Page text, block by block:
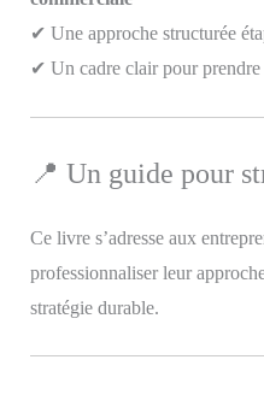
✔ Une approche structurée
✔ Un cadre clair pour prendre
📍 Un guide pour
Ce livre s’adresse aux
professionnaliser leur
stratégie durable.